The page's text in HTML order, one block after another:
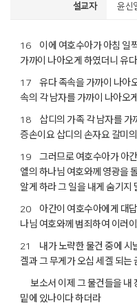
설교자 윤신
16 이에 여호수아가 아침 일
가까이 나아오게 하였더니 유
17 유다 족속을 가까이 나아
속의 각 남자를 가까이 나아오
18 삽디의 가족 각 남자를
증손이요 삽디의 손자요 갈미
19 그러므로 여호수아가 아
엘의 하나님 여호와께 영광을
알게 하라 그 일을 내게 숨기지
20 아간이 여호수아에게 대
나님 여호와께 범죄하여 이러
21 내가 노략한 물건 중에 시
겔과 그 무게가 오십 세겔 되
보소서 이제 그 물건들을 내
밑에 있나이다 하더라